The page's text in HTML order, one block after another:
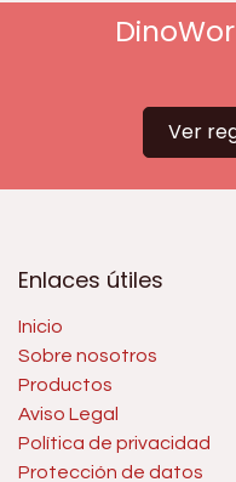
Ver
Enlaces útiles
Inicio
Sobre nosotros
Productos
Aviso Legal
Política de privacidad
Protección de datos